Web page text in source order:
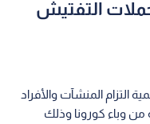
التفتيش
التزام المنشآت والأفراد
من وباء كورونا وذلك